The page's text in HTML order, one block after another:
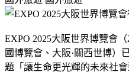
EXPO 2025大阪世界博覽會
國博覽會、大阪·關西世博）
題「讓生命更光輝的未來社